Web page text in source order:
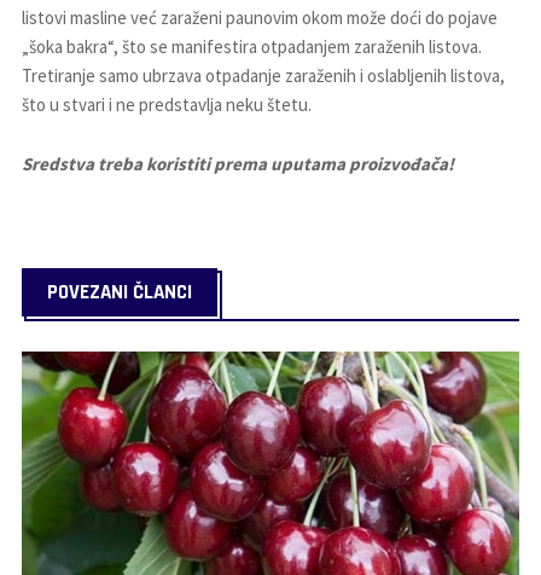
listovi masline već zaraženi paunovim okom može doći do pojave
„šoka bakra“, što se manifestira otpadanjem zaraženih listova.
Tretiranje samo ubrzava otpadanje zaraženih i oslabljenih listova,
što u stvari i ne predstavlja neku štetu.
Sredstva treba koristiti prema uputama proizvođača!
POVEZANI ČLANCI